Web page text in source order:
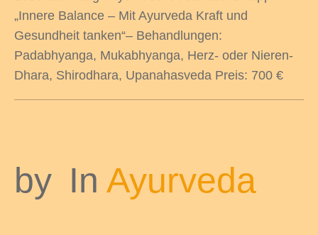
„Innere Balance – Mit Ayurveda Kraft und
Gesundheit tanken“– Behandlungen:
Padabhyanga, Mukabhyanga, Herz- oder Nieren-
Dhara, Shirodhara, Upanahasveda Preis: 700 €
by In Ayurveda